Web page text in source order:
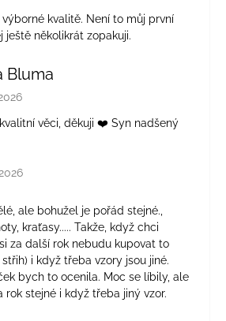
kvalitě. Není to můj první
ještě několikrát zopakuji.
Bluma
obchodu je 5 z 5 hviezdičiek.
věci, děkuji ❤️ Syn nadšený
obchodu je 4 z 5 hviezdičiek.
ale bohužel je pořád stejné.,
kraťasy..... Takže, když chci
za další rok nebudu kupovat to
i když třeba vzory jsou jiné.
bych to ocenila. Moc se líbily, ale
rok stejné i když třeba jiný vzor.